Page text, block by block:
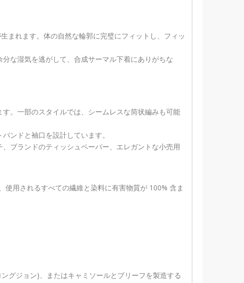
まれます。体の自然な輪郭に完璧にフィットし、フィッ
な湿気を逃がして、合成サーマル下着にありがちな
。一部のスタイルでは、シームレスな筒状編みも可能
ンドと袖口を設計しています。
ブランドのティッシュペーパー、エレガントな小売用
用されるすべての繊維と染料に有害物質が 100% 含ま
グジョン)、またはキャミソールとブリーフを製造する